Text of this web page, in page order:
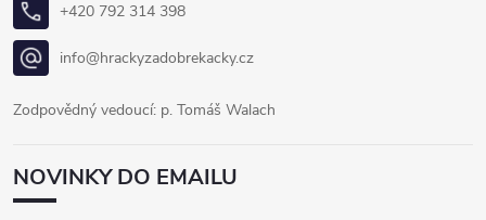
+420 792 314 398
info@hrackyzadobrekacky.cz
Zodpovědný vedoucí: p. Tomáš Walach
NOVINKY DO EMAILU